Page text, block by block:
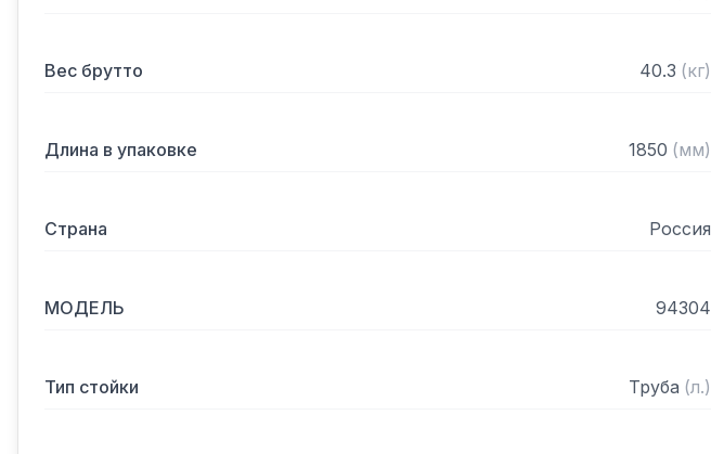
Вес брутто 40.3 (кг)
Длина в упаковке 1850 (мм)
Страна Россия
МОДЕЛЬ 94304
Тип стойки Труба (л.)